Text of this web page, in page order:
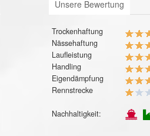
Unsere Bewertung
Trockenhaftung
Nässehaftung
Laufleistung
Handling
Eigendämpfung
Rennstrecke
Nachhaltigkeit: